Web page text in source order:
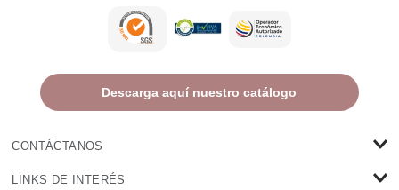
Descarga aquí nuestro catálogo
CONTÁCTANOS
Contacto@fajate.co
LINKS DE INTERÉS